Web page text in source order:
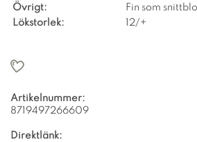
Övrigt:
Fin som
Lökstorlek:
12/+
Artikelnummer:
8719497266609
Direktlänk: